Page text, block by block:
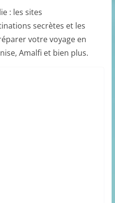
: les sites
secrètes et les
votre voyage en
Amalfi et bien plus.